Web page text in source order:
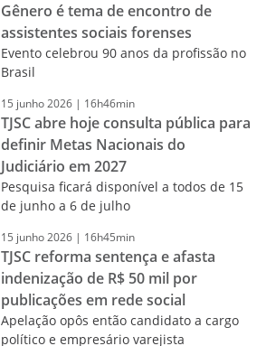
Gênero é tema de encontro de
assistentes sociais forenses
Evento celebrou 90 anos da profissão no
Brasil
15 junho2026 | 16h46min
TJSC abre hoje consulta pública para
definir Metas Nacionais do
Judiciário em 2027
Pesquisa ficará disponível a todos de 15
de junho a 6 de julho
15 junho2026 | 16h45min
TJSC reforma sentença e afasta
indenização de R$ 50 mil por
publicações em rede social
Apelação opôs então candidato a cargo
político e empresário varejista